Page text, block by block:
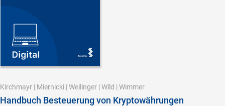
Kirchmayr | Miernicki | Weilinger | Wild | Wimmer
Handbuch Besteuerung von Kryptowährungen